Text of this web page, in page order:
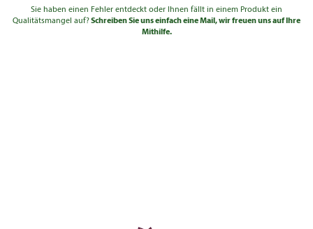
Sie haben einen Fehler entdeckt oder Ihnen fällt in einem Produkt ein
Qualitätsmangel auf?Schreiben Sie uns einfach eine Mail, wir freuen uns auf Ihre
Mithilfe.